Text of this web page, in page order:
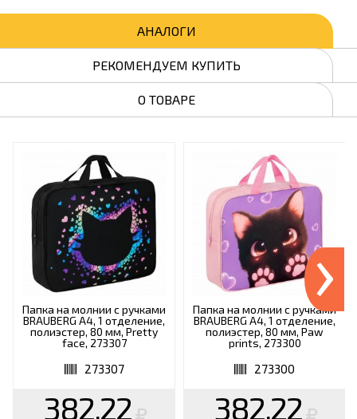
АНАЛОГИ
РЕКОМЕНДУЕМ КУПИТЬ
О ТОВАРЕ
Папка на молнии с ручками
BRAUBERG А4, 1 отделение,
полиэстер, 80 мм, Pretty
face, 273307
273307
382.22
Папка на молнии с ручками
BRAUBERG А4, 1 отделение,
полиэстер, 80 мм, Paw
prints, 273300
273300
382.22
›